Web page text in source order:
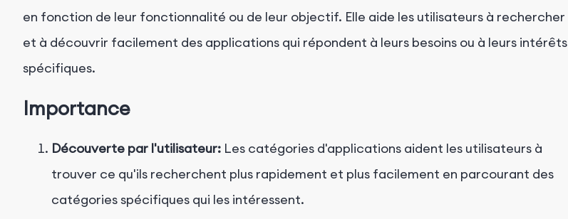
en fonction de leur fonctionnalité ou de leur objectif. Elle aide les utilisateurs à rechercher
et à découvrir facilement des applications qui répondent à leurs besoins ou à leurs intérêts
spécifiques.
Importance
Découverte par l'utilisateur: Les catégories d'applications aident les utilisateurs à
trouver ce qu'ils recherchent plus rapidement et plus facilement en parcourant des
catégories spécifiques qui les intéressent.